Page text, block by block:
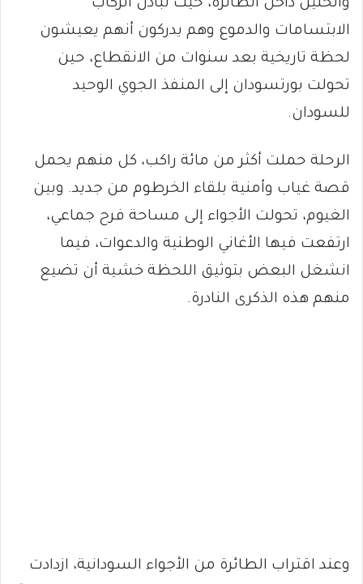
والحنين داخل الطائرة، حيث تبادل الركاب
الابتسامات والدموع وهم يدركون أنهم يعيشون
لحظة تاريخية بعد سنوات من الانقطاع، حين
تحولت بورتسودان إلى المنفذ الجوي الوحيد
للسودان.
الرحلة حملت أكثر من مائة راكب، كل منهم يحمل
قصة غياب وأمنية بلقاء الخرطوم من جديد. وبين
الغيوم، تحولت الأجواء إلى مساحة فرح جماعي،
ارتفعت فيها الأغاني الوطنية والدعوات، فيما
انشغل البعض بتوثيق اللحظة خشية أن تضيع
منهم هذه الذكرى النادرة.
وعند اقتراب الطائرة من الأجواء السودانية، ازدادت